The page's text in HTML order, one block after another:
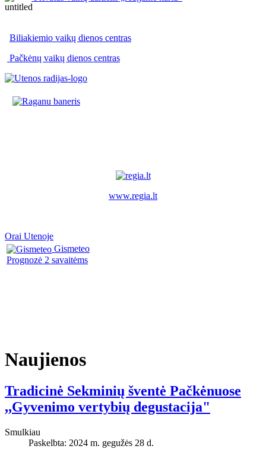
Biliakiemio vaikų dienos centras
Pačkėnų vaikų dienos centras
www.regia.lt
Orai Utenoje
Gismeteo
Prognozė 2 savaitėms
Naujienos
Tradicinė Sekminių šventė Pačkėnuose
,,Gyvenimo vertybių degustacija"
Smulkiau
Paskelbta: 2024 m. gegužės 28 d.